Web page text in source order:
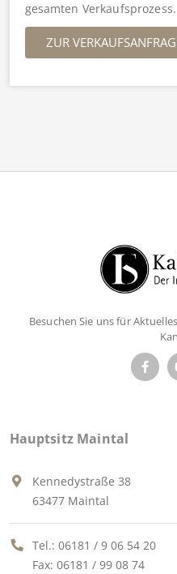
gesamten Verkaufsprozess.
ZUR
Besuchen Sie uns für
Hauptsitz Maintal
Kennedystraße 38
63477 Maintal
Tel.: 06181 / 9 06 54 20
Fax: 06181 / 99 08 74